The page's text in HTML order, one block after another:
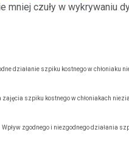
mniej czuły w wykrywaniu
działanie szpiku kostnego w chłoniaku
zajęcia szpiku kostnego w chłoniakach
Wpływ zgodnego i niezgodnego działania